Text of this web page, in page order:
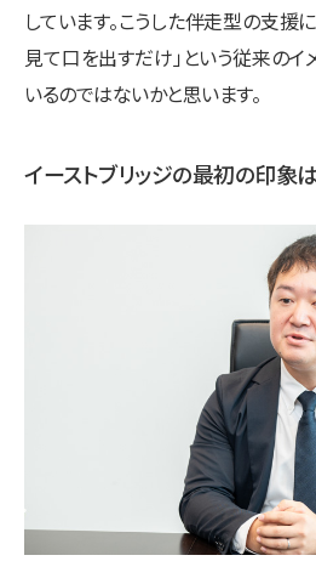
しています。こうした伴走型の支援
見て口を出すだけ」という従来の
いるのではないかと思います。
イーストブリッジの最初の印象